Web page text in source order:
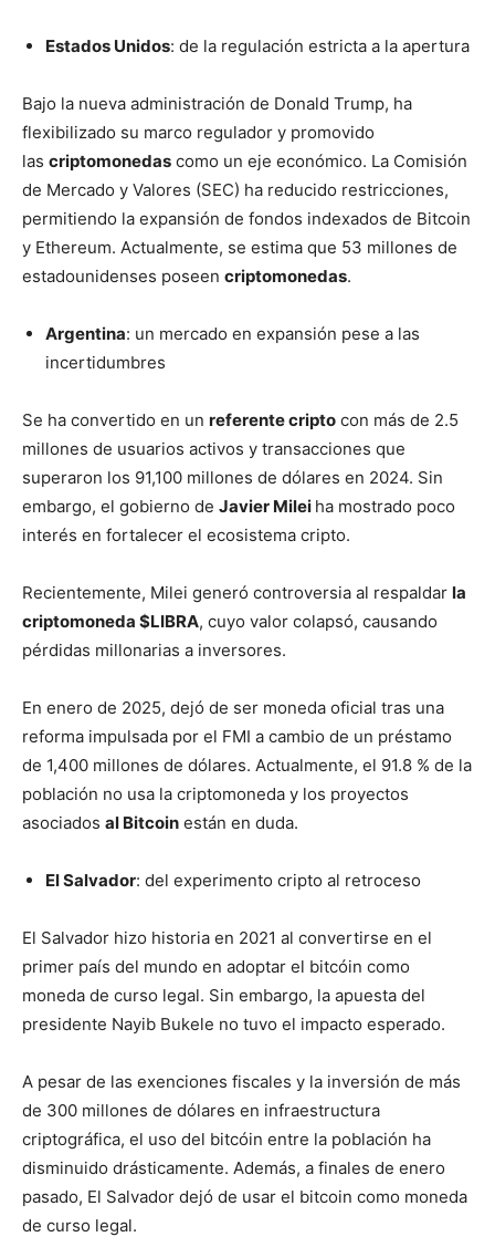
Estados Unidos: de la regulación estricta a la apertura
Bajo la nueva administración de Donald Trump, ha
flexibilizado su marco regulador y promovido
las criptomonedas como un eje económico. La Comisión
de Mercado y Valores (SEC) ha reducido restricciones,
permitiendo la expansión de fondos indexados de Bitcoin
y Ethereum. Actualmente, se estima que 53 millones de
estadounidenses poseen criptomonedas.
Argentina: un mercado en expansión pese a las
incertidumbres
Se ha convertido en un referente cripto con más de 2.5
millones de usuarios activos y transacciones que
superaron los 91,100 millones de dólares en 2024. Sin
embargo, el gobierno de Javier Milei ha mostrado poco
interés en fortalecer el ecosistema cripto.
Recientemente, Milei generó controversia al respaldar la
criptomoneda $LIBRA, cuyo valor colapsó, causando
pérdidas millonarias a inversores.
En enero de 2025, dejó de ser moneda oficial tras una
reforma impulsada por el FMI a cambio de un préstamo
de 1,400 millones de dólares. Actualmente, el 91.8 % de la
población no usa la criptomoneda y los proyectos
asociados al Bitcoin están en duda.
El Salvador: del experimento cripto al retroceso
El Salvador hizo historia en 2021 al convertirse en el
primer país del mundo en adoptar el bitcóin como
moneda de curso legal. Sin embargo, la apuesta del
presidente Nayib Bukele no tuvo el impacto esperado.
A pesar de las exenciones fiscales y la inversión de más
de 300 millones de dólares en infraestructura
criptográfica, el uso del bitcóin entre la población ha
disminuido drásticamente. Además, a finales de enero
pasado, El Salvador dejó de usar el bitcoin como moneda
de curso legal.